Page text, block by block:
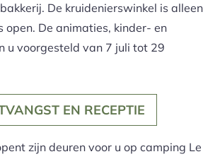
De kruidenierswinkel is alleen
open. De animaties, kinder- en
u voorgesteld van 7 juli tot 29
EN RECEPTIE
zijn deuren voor u op camping Le